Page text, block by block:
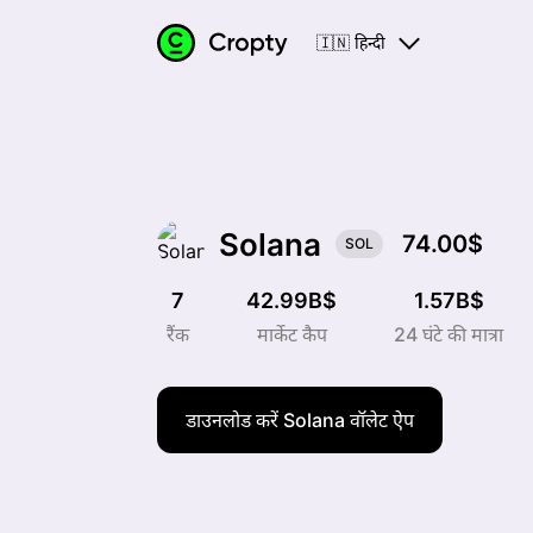
🇮🇳 हिन्दी
Solana SOL 74.00$
7
रैंक
42.99B$
मार्केट कैप
1.57B$
24 घंटे की मात्रा
डाउनलोड करें Solana वॉलेट ऐप